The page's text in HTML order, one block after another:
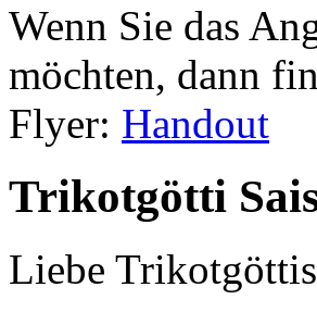
Wenn Sie das
möchten, dann
Flyer: Handout
Trikotgötti
Liebe